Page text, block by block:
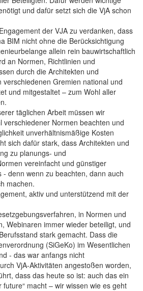
und dafür setzt sich die VjA schon
der VJA zu verdanken, dass
BIM nicht ohne die Berücksichtigung
allein rein bauwirtschaftlich
an Normen, Richtlinien und
durch die Architekten und
verschiedenen Gremien national und
und mitgestaltet – zum Wohl aller
täglichen Arbeit müssen wir
verschiedener Normen beachten und
unverhältnismäßige Kosten
sich dafür stark, dass Architekten und
zu planungs- und
vereinfacht und günstiger
denn wenn zu beachten, dann auch
machen.
aktiv und unterstützend mit der
in Normen und
Webinaren immer wieder beteiligt, und
stark gemacht. Dass die
(SiGeKo) im Wesentlichen
- das war anfangs nicht
VjA-Aktivitäten angestoßen worden,
dass das heute so ist: auch das ein
future“ macht – wir wissen wie es geht